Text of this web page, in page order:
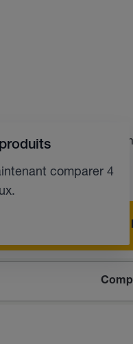
Indicateur UV
Ajouter
comparer 4